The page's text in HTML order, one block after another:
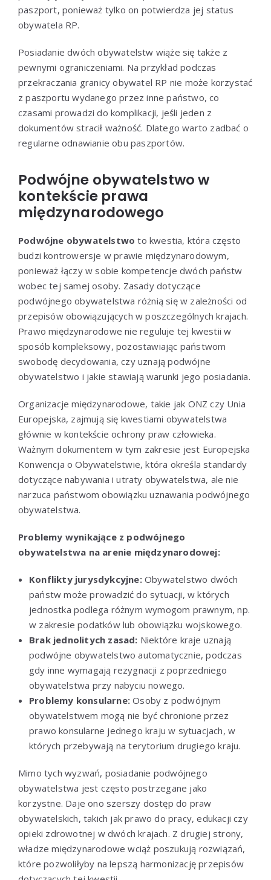
paszport, ponieważ tylko on potwierdza jej status
obywatela RP.
Posiadanie dwóch obywatelstw wiąże się także z
pewnymi ograniczeniami. Na przykład podczas
przekraczania granicy obywatel RP nie może korzystać
z paszportu wydanego przez inne państwo, co
czasami prowadzi do komplikacji, jeśli jeden z
dokumentów stracił ważność. Dlatego warto zadbać o
regularne odnawianie obu paszportów.
Podwójne obywatelstwo w
kontekście prawa
międzynarodowego
Podwójne obywatelstwo to kwestia, która często
budzi kontrowersje w prawie międzynarodowym,
ponieważ łączy w sobie kompetencje dwóch państw
wobec tej samej osoby. Zasady dotyczące
podwójnego obywatelstwa różnią się w zależności od
przepisów obowiązujących w poszczególnych krajach.
Prawo międzynarodowe nie reguluje tej kwestii w
sposób kompleksowy, pozostawiając państwom
swobodę decydowania, czy uznają podwójne
obywatelstwo i jakie stawiają warunki jego posiadania.
Organizacje międzynarodowe, takie jak ONZ czy Unia
Europejska, zajmują się kwestiami obywatelstwa
głównie w kontekście ochrony praw człowieka.
Ważnym dokumentem w tym zakresie jest Europejska
Konwencja o Obywatelstwie, która określa standardy
dotyczące nabywania i utraty obywatelstwa, ale nie
narzuca państwom obowiązku uznawania podwójnego
obywatelstwa.
Problemy wynikające z podwójnego
obywatelstwa na arenie międzynarodowej:
Konflikty jurysdykcyjne:Obywatelstwo dwóch
państw może prowadzić do sytuacji, w których
jednostka podlega różnym wymogom prawnym, np.
w zakresie podatków lub obowiązku wojskowego.
Brak jednolitych zasad: Niektóre kraje uznają
podwójne obywatelstwo automatycznie, podczas
gdy inne wymagają rezygnacji z poprzedniego
obywatelstwa przy nabyciu nowego.
Problemy konsularne: Osoby z podwójnym
obywatelstwem mogą nie być chronione przez
prawo konsularne jednego kraju w sytuacjach, w
których przebywają na terytorium drugiego kraju.
Mimo tych wyzwań, posiadanie podwójnego
obywatelstwa jest często postrzegane jako
korzystne. Daje ono szerszy dostęp do praw
obywatelskich, takich jak prawo do pracy, edukacji czy
opieki zdrowotnej w dwóch krajach. Z drugiej strony,
władze międzynarodowe wciąż poszukują rozwiązań,
które pozwoliłyby na lepszą harmonizację przepisów